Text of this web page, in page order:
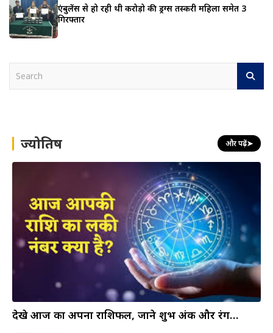
एंबुलेंस से हो रही थी करोड़ो की ड्रग्स तस्करी महिला समेत 3
गिरफ्तार
h ज्योतिष और पढ़ें➤
देखे आज का अपना राशिफल, जाने शुभ अंक और रंग…